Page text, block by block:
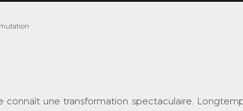
une transformation spectaculaire.